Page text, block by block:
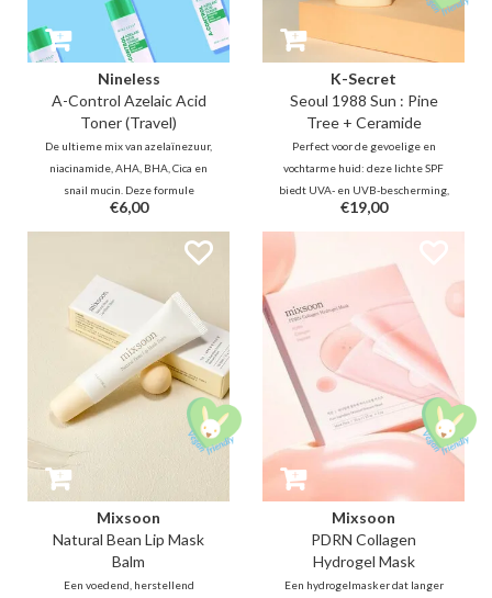
Nineless
A-Control Azelaic Acid
Toner (Travel)
De ultieme mix van azelaïnezuur,
niacinamide, AHA, BHA, Cica en
snail mucin. Deze formule
vervaagt vlekjes, reguleert talg
en kalmeert roodheid direct. Het
vermindert acne en herstelt de
barrière—dé perfecte match voor
de acne- en rosaceagevoelige
€6,00
K-Secret
Seoul 1988 Sun : Pine
Tree + Ceramide
Perfect voor de gevoelige en
vochtarme huid: deze lichte SPF
biedt UVA- en UVB-bescherming,
terwijl het de huidbarrière
versterkt met Pine Tree Extract
peptidecomplex en ceramiden
voor een kalmerend en
hydraterend effect.
€19,00
Mixsoon
Natural Bean Lip Mask
Balm
Een voedend, herstellend
Mixsoon
PDRN Collagen
Hydrogel Mask
Een hydrogelmasker dat langer